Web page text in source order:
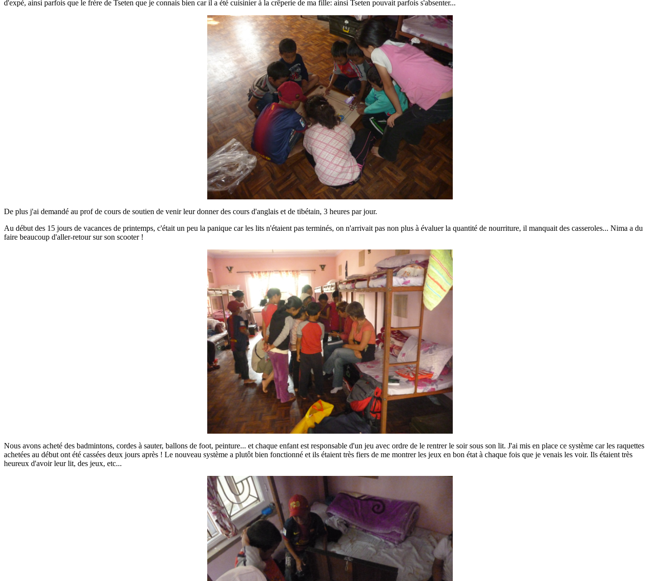
d'expé, ainsi parfois que le frère de Tseten que je connais bien car il a été cuisinier à la crêperie de ma fille: ainsi Tseten pouvait parfois s'absenter...
De plus j'ai demandé au prof de cours de soutien de venir leur donner des cours d'anglais et de tibétain, 3 heures par jour.
Au début des 15 jours de vacances de printemps, c'était un peu la panique car les lits n'étaient pas terminés, on n'arrivait pas non plus à évaluer la quantité de nourriture, il manquait des casseroles... Nima a du
faire beaucoup d'aller-retour sur son scooter !
Nous avons acheté des badmintons, cordes à sauter, ballons de foot, peinture... et chaque enfant est responsable d'un jeu avec ordre de le rentrer le soir sous son lit. J'ai mis en place ce système car les raquettes
achetées au début ont été cassées deux jours après ! Le nouveau système a plutôt bien fonctionné et ils étaient très fiers de me montrer les jeux en bon état à chaque fois que je venais les voir. Ils étaient très
heureux d'avoir leur lit, des jeux, etc...